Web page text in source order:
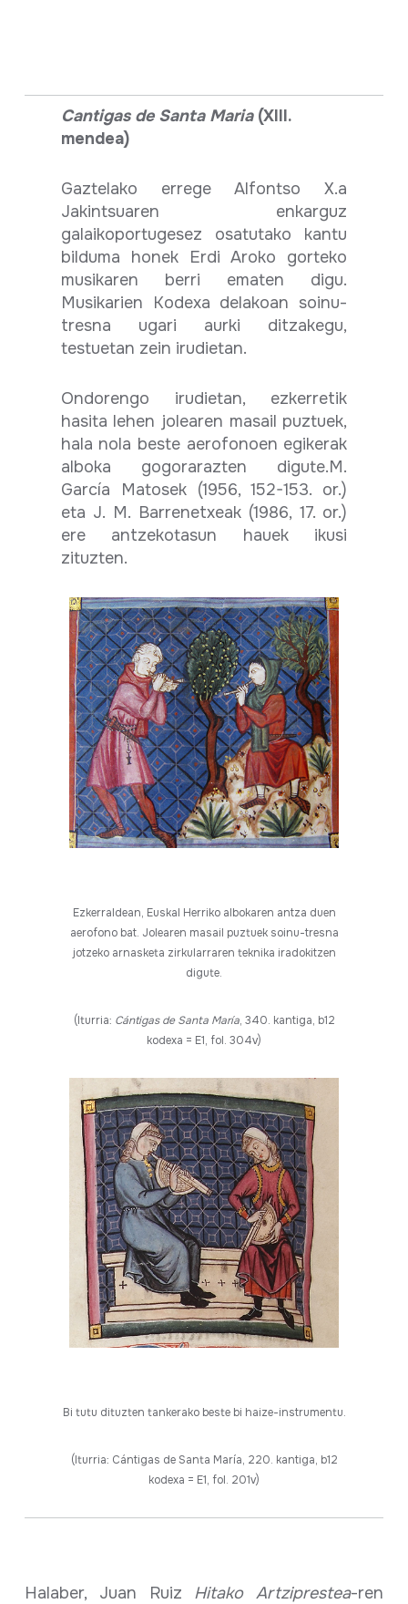
Cantigas de Santa Maria(XIII.
mendea)
Gaztelako errege Alfontso X.a
Jakintsuaren enkarguz
galaikoportugesez osatutako kantu
bilduma honek Erdi Aroko gorteko
musikaren berri ematen digu.
Musikarien Kodexa delakoan soinu-
tresna ugari aurki ditzakegu,
testuetan zein irudietan.
Ondorengo irudietan, ezkerretik
hasita lehen jolearen masail puztuek,
hala nola beste aerofonoen egikerak
alboka gogorarazten digute.M.
García Matosek (1956, 152-153. or.)
eta J. M. Barrenetxeak (1986, 17. or.)
ere antzekotasun hauek ikusi
zituzten.
Ezkerraldean, Euskal Herriko albokaren antza duen
aerofono bat. Jolearen masail puztuek soinu-tresna
jotzeko arnasketa zirkularraren teknika iradokitzen
digute.
(Iturria: Cántigas de Santa María, 340. kantiga, b12
kodexa = E1, fol. 304v)
Bi tutu dituzten tankerako beste bi haize-instrumentu.
(Iturria: Cántigas de Santa María, 220. kantiga, b12
kodexa = E1, fol. 201v)
Halaber, Juan Ruiz Hitako Artziprestea-ren